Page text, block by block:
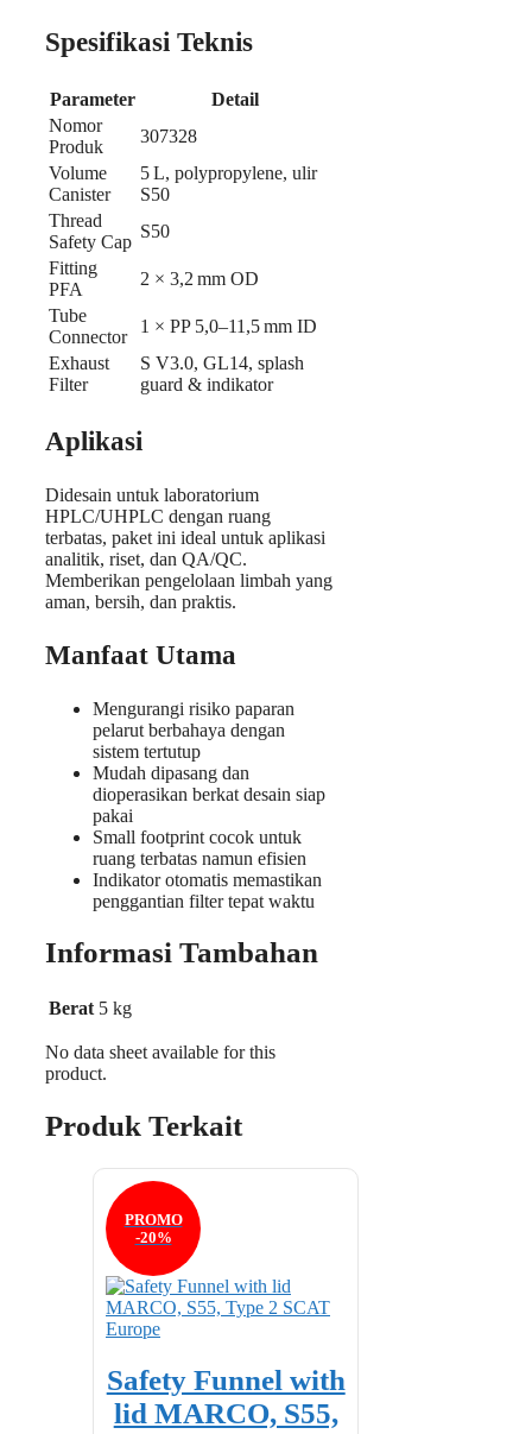
Spesifikasi Teknis
Parameter
Detail
Nomor
Produk
307328
Volume
Canister
5 L, polypropylene, ulir
S50
Thread
Safety Cap
S50
Fitting
PFA
2 × 3,2 mm OD
Tube
Connector
1 × PP 5,0–11,5 mm ID
Exhaust
Filter
S V3.0, GL14, splash
guard & indikator
Aplikasi
Didesain untuk laboratorium
HPLC/UHPLC dengan ruang
terbatas, paket ini ideal untuk aplikasi
analitik, riset, dan QA/QC.
Memberikan pengelolaan limbah yang
aman, bersih, dan praktis.
Manfaat Utama
Mengurangi risiko paparan
pelarut berbahaya dengan
sistem tertutup
Mudah dipasang dan
dioperasikan berkat desain siap
pakai
Small footprint cocok untuk
ruang terbatas namun efisien
Indikator otomatis memastikan
penggantian filter tepat waktu
Informasi Tambahan
Berat 5 kg
No data sheet available for this
product.
Produk Terkait
PROMO
-20%
Safety Funnel with
lid MARCO, S55,